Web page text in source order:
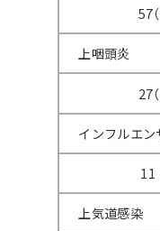
57
上咽頭炎
27
インフルエン
11
上気道感染